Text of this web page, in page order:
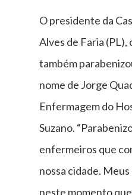
O presidente da
Alves de Faria (PL),
também
nome de Jorge
Enfermagem do
Suzano.
enfermeiros que
nossa cidade.
neste momento